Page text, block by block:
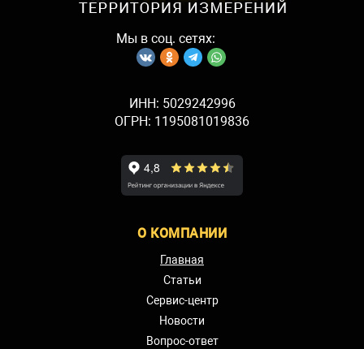
Мы в соц. сетях:
ИНН: 5029242996
ОГРН: 1195081019836
О КОМПАНИИ
Главная
Статьи
Сервис-центр
Новости
Вопрос-ответ